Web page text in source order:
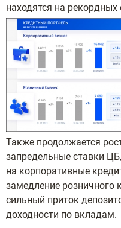
находятся на рекордных
Также продолжается
запредельные ставки
на корпоративные
замедление розничного
сильный приток
доходности по вкладам.